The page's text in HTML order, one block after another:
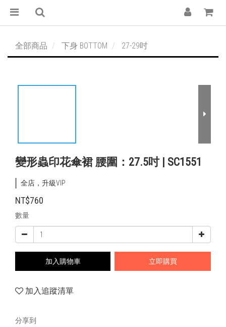
全部商品 下身 BOTTOM 27-29吋
變形蟲印花傘裙 腰圍：27.5吋 | SC1551
全店，升級VIP
NT$760
數量
加入購物車 立即購買
加入追蹤清單
分享到